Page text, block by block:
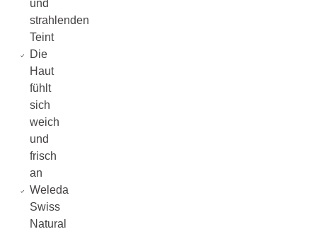
und
strahlenden
Teint
Die
Haut
fühlt
sich
weich
und
frisch
an
Weleda
Swiss
Natural